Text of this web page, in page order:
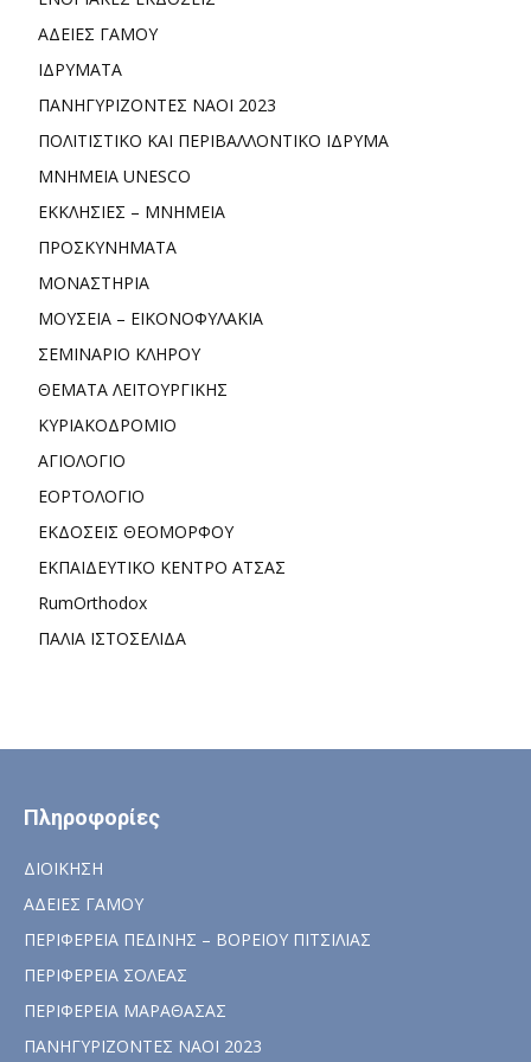
ΑΔΕΙΕΣ ΓΑΜΟΥ
ΙΔΡΥΜΑΤΑ
ΠΑΝΗΓΥΡΙΖΟΝΤΕΣ ΝΑΟΙ 2023
ΠΟΛΙΤΙΣΤΙΚΟ ΚΑΙ ΠΕΡΙΒΑΛΛΟΝΤΙΚΟ ΙΔΡΥΜΑ
ΜΝΗΜΕΙΑ UNESCO
ΕΚΚΛΗΣΙΕΣ – ΜΝΗΜΕΙΑ
ΠΡΟΣΚΥΝΗΜΑΤΑ
ΜΟΝΑΣΤΗΡΙΑ
ΜΟΥΣΕΙΑ – ΕΙΚΟΝΟΦΥΛΑΚΙΑ
ΣΕΜΙΝΑΡΙΟ ΚΛΗΡΟΥ
ΘΕΜΑΤΑ ΛΕΙΤΟΥΡΓΙΚΗΣ
ΚΥΡΙΑΚΟΔΡΟΜΙΟ
ΑΓΙΟΛΟΓΙΟ
ΕΟΡΤΟΛΟΓΙΟ
ΕΚΔΟΣΕΙΣ ΘΕΟΜΟΡΦΟΥ
ΕΚΠΑΙΔΕΥΤΙΚΟ ΚΕΝΤΡΟ ΑΤΣΑΣ
RumOrthodox
ΠΑΛΙΑ ΙΣΤΟΣΕΛΙΔΑ
Πληροφορίες
ΔΙΟΙΚΗΣΗ
ΑΔΕΙΕΣ ΓΑΜΟΥ
ΠΕΡΙΦΕΡΕΙΑ ΠΕΔΙΝΗΣ – ΒΟΡΕΙΟΥ ΠΙΤΣΙΛΙΑΣ
ΠΕΡΙΦΕΡΕΙΑ ΣΟΛΕΑΣ
ΠΕΡΙΦΕΡΕΙΑ ΜΑΡΑΘΑΣΑΣ
ΠΑΝΗΓΥΡΙΖΟΝΤΕΣ ΝΑΟΙ 2023